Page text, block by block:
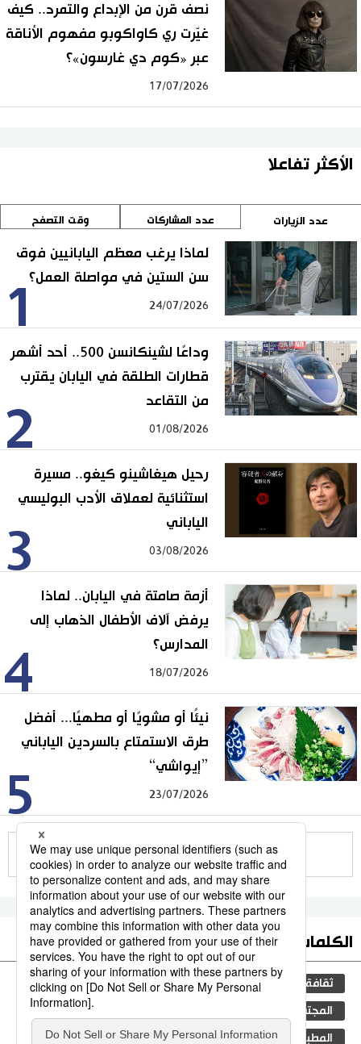
نصف قرن من الإبداع والتمرد.. كيف
غيّرت ري كاواكوبو مفهوم الأناقة
عبر «كوم دي غارسون»؟
17/07/2026
الأكثر تفاعلا
عدد الزيارات عدد المشاركات وقت التصفح
1
لماذا يرغب معظم اليابانيين فوق
سن الستين في مواصلة العمل؟
24/07/2026
2
وداعًا لشينكانسن 500.. أحد أشهر
قطارات الطلقة في اليابان يقترب
من التقاعد
01/08/2026
3
رحيل هيغاشينو كيغو.. مسيرة
استثنائية لعملاق الأدب البوليسي
الياباني
03/08/2026
4
أزمة صامتة في اليابان.. لماذا
يرفض آلاف الأطفال الذهاب إلى
المدارس؟
18/07/2026
5
نيئًا أو مشويًا أو مطهيًا... أفضل
طرق الاستمتاع بالسردين الياباني
”إيواشي“
23/07/2026
للمزيد
الكلمات الأكثر بحثا
ثقافة اليابان جيجي برس مجتمع
المجتمع الياباني سياسة
المطبخ الياباني تكنولوجيا